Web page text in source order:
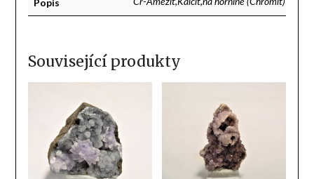
Cr-Amezit,Kalcit,na hornině (Chromit)
Související produkty